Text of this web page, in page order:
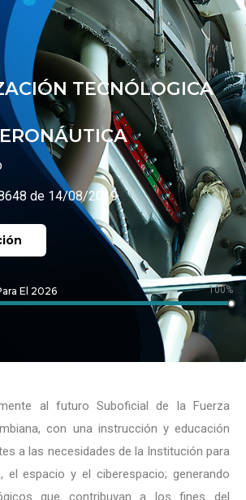
TECNÓLOGICA
de 14/08/2019
El 2026 100%
al futuro Suboficial de la Fuerza
con una instrucción y educación
a las necesidades de la Institución para
el espacio y el ciberespacio; generando
que contribuyan a los fines del